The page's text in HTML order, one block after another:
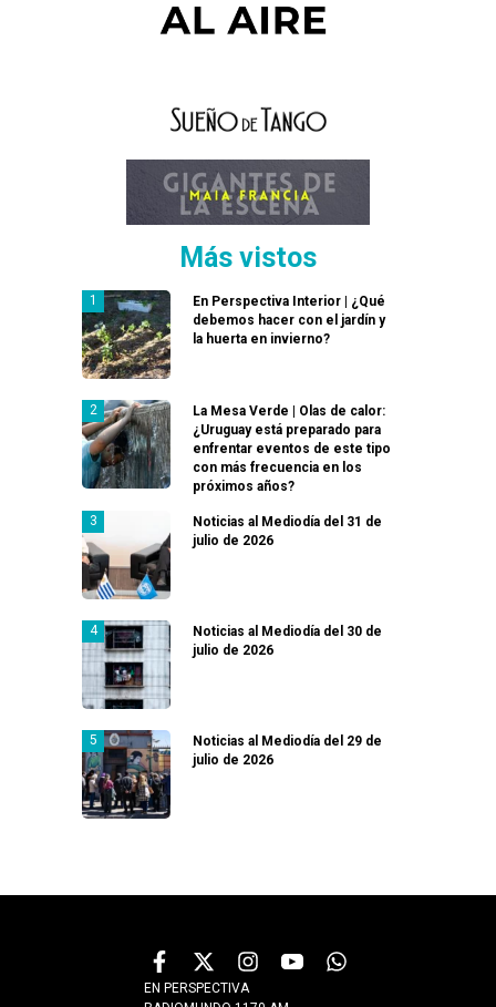
Más vistos
En Perspectiva Interior | ¿Qué
debemos hacer con el jardín y
la huerta en invierno?
La Mesa Verde | Olas de calor:
¿Uruguay está preparado para
enfrentar eventos de este tipo
con más frecuencia en los
próximos años?
Noticias al Mediodía del 31 de
julio de 2026
Noticias al Mediodía del 30 de
julio de 2026
Noticias al Mediodía del 29 de
julio de 2026
EN PERSPECTIVA